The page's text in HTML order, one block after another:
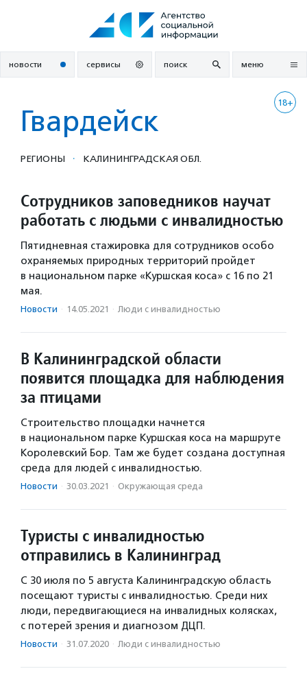
новости сервисы поиск меню
18+
Гвардейск
РЕГИОНЫ · КАЛИНИНГРАДСКАЯ ОБЛ.
Сотрудников заповедников научат
работать с людьми с инвалидностью
Пятидневная стажировка для сотрудников особо
охраняемых природных территорий пройдет
в национальном парке «Куршская коса» с 16 по 21
мая.
Новости · 14.05.2021 · Люди с инвалидностью
В Калининградской области
появится площадка для наблюдения
за птицами
Строительство площадки начнется
в национальном парке Куршская коса на маршруте
Королевский Бор. Там же будет создана доступная
среда для людей с инвалидностью.
Новости · 30.03.2021 · Окружающая среда
Туристы с инвалидностью
отправились в Калининград
С 30 июля по 5 августа Калининградскую область
посещают туристы с инвалидностью. Среди них
люди, передвигающиеся на инвалидных колясках,
с потерей зрения и диагнозом ДЦП.
Новости · 31.07.2020 · Люди с инвалидностью